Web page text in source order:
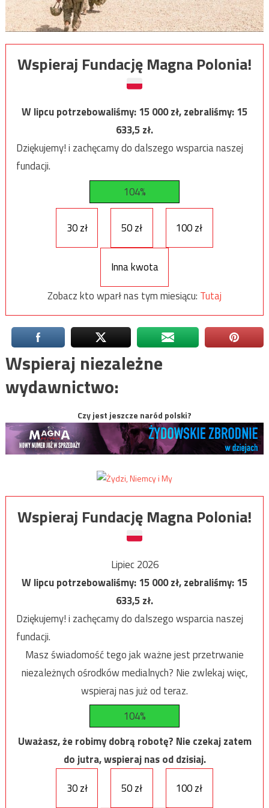
Wspieraj Fundację Magna Polonia!
W lipcu potrzebowaliśmy:15 000zł, zebraliśmy:15
633,5zł.
Dziękujemy! i zachęcamy do dalszego wsparcia naszej
fundacji.
104%
30 zł 50 zł 100 zł
Inna kwota
Zobacz kto wparł nas tym miesiącu: Tutaj
Wspieraj niezależne
wydawnictwo:
Czy jest jeszcze naród polski?
Wspieraj Fundację Magna Polonia!
Lipiec 2026
W lipcu potrzebowaliśmy:15 000zł, zebraliśmy:15
633,5zł.
Dziękujemy! i zachęcamy do dalszego wsparcia naszej
fundacji.
Masz świadomość tego jak ważne jest przetrwanie
niezależnych ośrodków medialnych? Nie zwlekaj więc,
wspieraj nas już od teraz.
104%
Uważasz, że robimy dobrą robotę? Nie czekaj zatem
do jutra, wspieraj nas od dzisiaj.
30 zł
50 zł 100 zł